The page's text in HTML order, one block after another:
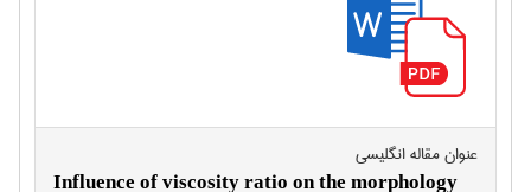
عنوان مقاله انگليسی
Influence of viscosity ratio on the morphology